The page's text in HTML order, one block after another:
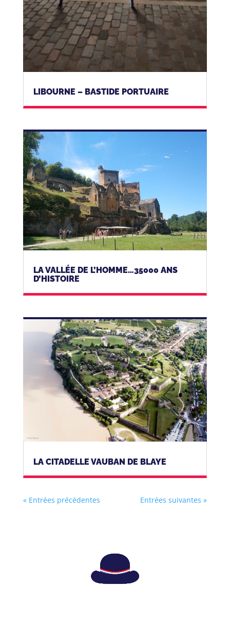
LIBOURNE – BASTIDE PORTUAIRE
LA VALLÉE DE L’HOMME…35000 ANS
D’HISTOIRE
LA CITADELLE VAUBAN DE BLAYE
« Entrées précédentes Entrées suivantes »